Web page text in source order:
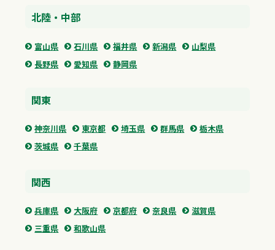
北陸・中部
富山県 石川県 福井県 新潟県
山梨県
長野県
愛知県 静岡県
関東
神奈川県 東京都 埼玉県 群馬県
栃木県
茨城県
千葉県
関西
兵庫県 大阪府 京都府 奈良県
滋賀県
三重県
和歌山県